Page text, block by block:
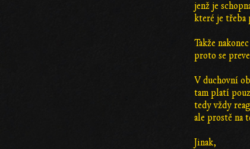
jenž je
které je třeba
Takže
proto se
V duchovní
tam platí
tedy vždy
ale prostě na
Jinak,